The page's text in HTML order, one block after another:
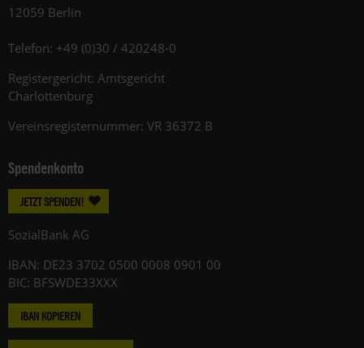
12059 Berlin
Telefon: +49 (0)30 / 420248-0
Registergericht: Amtsgericht
Charlottenburg
Vereinsregisternummer: VR 36372 B
Spendenkonto
JETZT SPENDEN!
SozialBank AG
IBAN: DE23 3702 0500 0008 0901 00
BIC: BFSWDE33XXX
IBAN KOPIEREN